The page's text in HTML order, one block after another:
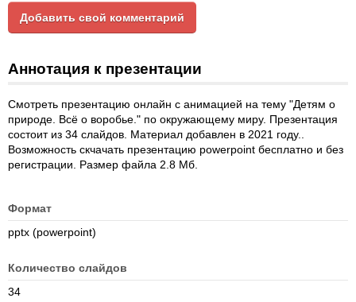
Добавить свой комментарий
Аннотация к презентации
Смотреть презентацию онлайн с анимацией на тему "Детям о
природе. Всё о воробье." по окружающему миру. Презентация
состоит из 34 слайдов. Материал добавлен в 2021 году..
Возможность скчачать презентацию powerpoint бесплатно и без
регистрации. Размер файла 2.8 Мб.
Формат
pptx (powerpoint)
Количество слайдов
34